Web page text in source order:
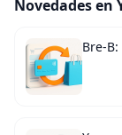
Novedades en
Bre-